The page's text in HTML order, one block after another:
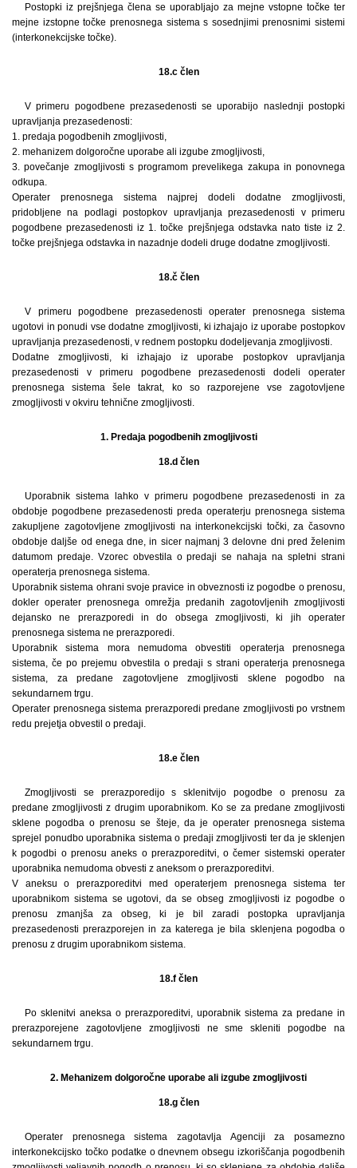
Postopki iz prejšnjega člena se uporabljajo za mejne vstopne točke ter
mejne izstopne točke prenosnega sistema s sosednjimi prenosnimi sistemi
(interkonekcijske točke).
18.c člen
V primeru pogodbene prezasedenosti se uporabijo naslednji postopki
upravljanja prezasedenosti:
1. predaja pogodbenih zmogljivosti,
2. mehanizem dolgoročne uporabe ali izgube zmogljivosti,
3. povečanje zmogljivosti s programom prevelikega zakupa in ponovnega
odkupa.
Operater prenosnega sistema najprej dodeli dodatne zmogljivosti,
pridobljene na podlagi postopkov upravljanja prezasedenosti v primeru
pogodbene prezasedenosti iz 1. točke prejšnjega odstavka nato tiste iz 2.
točke prejšnjega odstavka in nazadnje dodeli druge dodatne zmogljivosti.
18.č člen
V primeru pogodbene prezasedenosti operater prenosnega sistema
ugotovi in ponudi vse dodatne zmogljivosti, ki izhajajo iz uporabe postopkov
upravljanja prezasedenosti, v rednem postopku dodeljevanja zmogljivosti.
Dodatne zmogljivosti, ki izhajajo iz uporabe postopkov upravljanja
prezasedenosti v primeru pogodbene prezasedenosti dodeli operater
prenosnega sistema šele takrat, ko so razporejene vse zagotovljene
zmogljivosti v okviru tehnične zmogljivosti.
1. Predaja pogodbenih zmogljivosti
18.d člen
Uporabnik sistema lahko v primeru pogodbene prezasedenosti in za
obdobje pogodbene prezasedenosti preda operaterju prenosnega sistema
zakupljene zagotovljene zmogljivosti na interkonekcijski točki, za časovno
obdobje daljše od enega dne, in sicer najmanj 3 delovne dni pred želenim
datumom predaje. Vzorec obvestila o predaji se nahaja na spletni strani
operaterja prenosnega sistema.
Uporabnik sistema ohrani svoje pravice in obveznosti iz pogodbe o prenosu,
dokler operater prenosnega omrežja predanih zagotovljenih zmogljivosti
dejansko ne prerazporedi in do obsega zmogljivosti, ki jih operater
prenosnega sistema ne prerazporedi.
Uporabnik sistema mora nemudoma obvestiti operaterja prenosnega
sistema, če po prejemu obvestila o predaji s strani operaterja prenosnega
sistema, za predane zagotovljene zmogljivosti sklene pogodbo na
sekundarnem trgu.
Operater prenosnega sistema prerazporedi predane zmogljivosti po vrstnem
redu prejetja obvestil o predaji.
18.e člen
Zmogljivosti se prerazporedijo s sklenitvijo pogodbe o prenosu za
predane zmogljivosti z drugim uporabnikom. Ko se za predane zmogljivosti
sklene pogodba o prenosu se šteje, da je operater prenosnega sistema
sprejel ponudbo uporabnika sistema o predaji zmogljivosti ter da je sklenjen
k pogodbi o prenosu aneks o prerazporeditvi, o čemer sistemski operater
uporabnika nemudoma obvesti z aneksom o prerazporeditvi.
V aneksu o prerazporeditvi med operaterjem prenosnega sistema ter
uporabnikom sistema se ugotovi, da se obseg zmogljivosti iz pogodbe o
prenosu zmanjša za obseg, ki je bil zaradi postopka upravljanja
prezasedenosti prerazporejen in za katerega je bila sklenjena pogodba o
prenosu z drugim uporabnikom sistema.
18.f člen
Po sklenitvi aneksa o prerazporeditvi, uporabnik sistema za predane in
prerazporejene zagotovljene zmogljivosti ne sme skleniti pogodbe na
sekundarnem trgu.
2. Mehanizem dolgoročne uporabe ali izgube zmogljivosti
18.g člen
Operater prenosnega sistema zagotavlja Agenciji za posamezno
interkonekcijsko točko podatke o dnevnem obsegu izkoriščanja pogodbenih